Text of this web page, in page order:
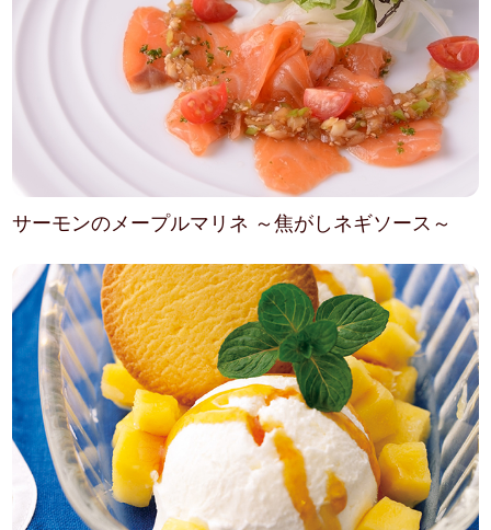
サーモンのメープルマリネ ～焦がしネギソース～